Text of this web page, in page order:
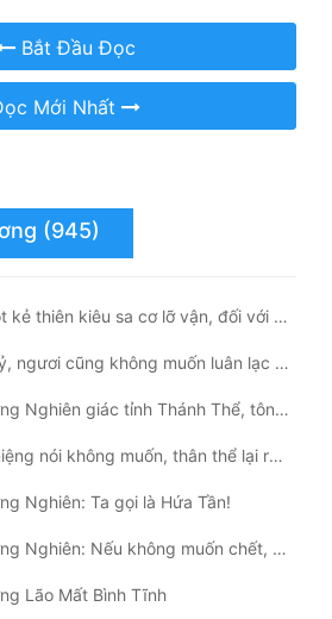
Bắt Đầu Đọc
Mới Nhất
(945)
vận, đối với ta mà nói, chinh phục nàng vẫn là một thử thách đáng giá.
muốn luân lạc thành công cụ sinh đẻ cho gia tộc chứ?
giác tỉnh Thánh Thể, tông môn chấn động!
muốn, thân thể lại rất thành thật - Tần Sương Nghiên
Nghiên: Ta gọi là Hứa Tần!
Nghiên: Nếu không muốn chết, cút!
Lão Mất Bình Tĩnh